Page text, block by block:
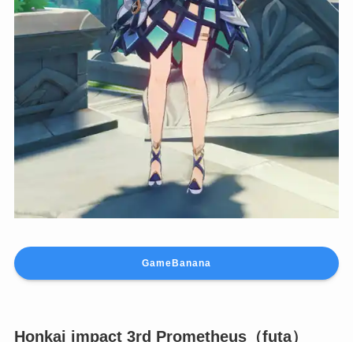
GameBanana
Honkai impact 3rd Prometheus（futa）